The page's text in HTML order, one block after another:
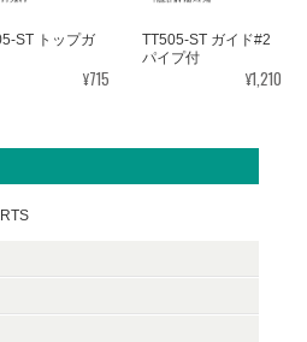
ST トップガ
¥715
TT505-ST ガイド#2
パイプ付
¥1,210